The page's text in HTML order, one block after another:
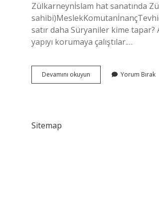
Zülkarneynİslam hat sanatında
satır daha Süryaniler kime tapar?
yapıyı korumaya çalıştılar.…
Devamını okuyun Süryaniler
Kime
Yorum Bırak
Sitemap